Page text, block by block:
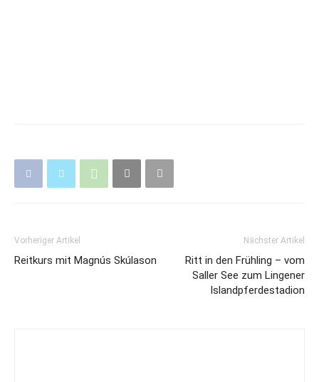
Vorheriger Artikel
Reitkurs mit Magnús Skúlason
Nächster Artikel
Ritt in den Frühling – vom
Saller See zum Lingener
Islandpferdestadion